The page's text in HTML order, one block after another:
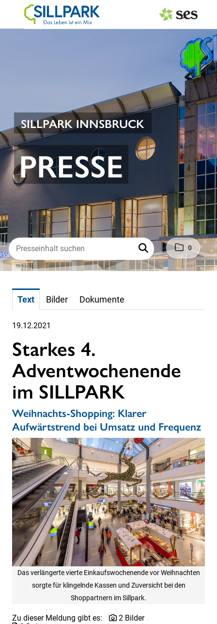
0
SILLPARK INNSBRUCK
PRESSE
MEDIAGALERIE
PRESSEKONTAKT
Text Bilder Dokumente
19.12.2021
Starkes 4.
Adventwochenende
im SILLPARK
Weihnachts-Shopping: Klarer
Aufwärtstrend bei Umsatz und Frequenz
Das verlängerte vierte Einkaufswochenende vor Weihnachten
sorgte für klingelnde Kassen und Zuversicht bei den
Shoppartnern im Sillpark.
Zu dieser Meldung gibt es:
2 Bilder